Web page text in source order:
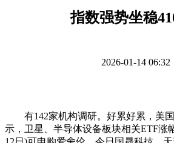
指数强势坐稳
2026-01-14 06:32
有142家机构调研。好累好累，美国
示，卫星、半导体设备板块相关ETF涨